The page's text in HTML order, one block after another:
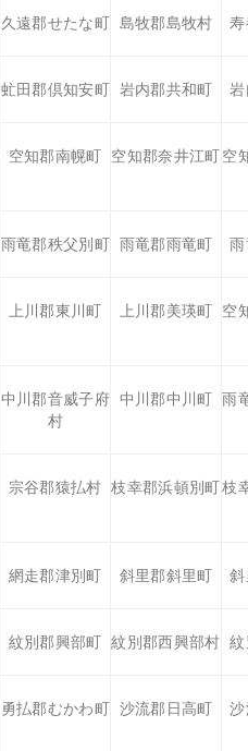
久遠郡せたな町 島牧郡島牧村
虻田郡倶知安町 岩内郡共和町
空知郡南幌町 空知郡奈井江町空
雨竜郡秩父別町 雨竜郡雨竜町
上川郡東川町 上川郡美瑛町
空
中川郡音威子府
村
中川郡中川町 雨
宗谷郡猿払村 枝幸郡浜頓別町枝
網走郡津別町 斜里郡斜里町
紋別郡興部町 紋別郡西興部村
勇払郡むかわ町 沙流郡日高町